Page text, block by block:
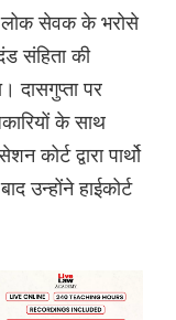
लोक सेवक के भरोसे
संहिता की
दासगुप्ता पर
के साथ
द्वारा पार्थो
उन्होंने हाईकोर्ट